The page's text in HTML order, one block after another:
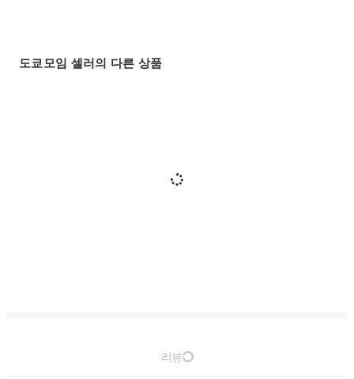
도쿄모임 셀러의 다른 상품
리뷰